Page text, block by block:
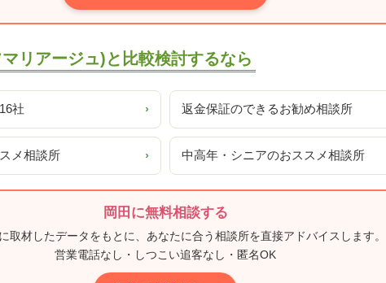
リアージュ)と比較検討するなら
社 › 返金保証のできるお勧め相談所
メ相談所 › 中高年・シニアのおススメ相談所
岡田に無料相談する
取材したデータをもとに、あなたに合う相談所を直接アドバイスします。
営業電話なし・しつこい追客なし・匿名OK